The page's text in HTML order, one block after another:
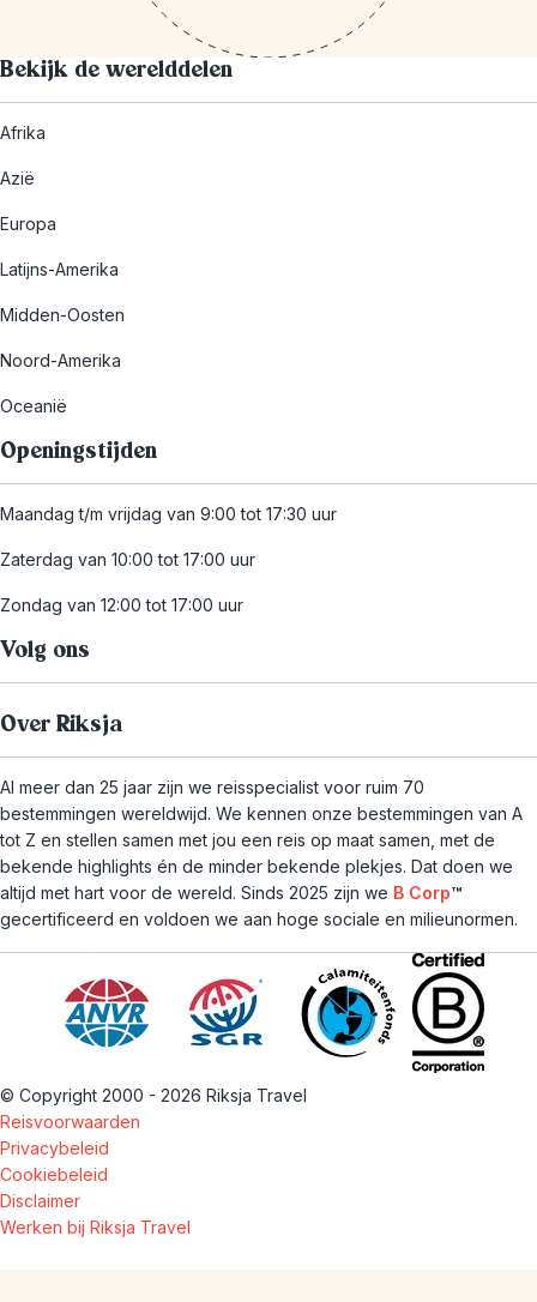
Bekijk de werelddelen
Afrika
Azië
Europa
Latijns-Amerika
Midden-Oosten
Noord-Amerika
Oceanië
Openingstijden
Maandag t/m vrijdag van 9:00 tot 17:30 uur
Zaterdag van 10:00 tot 17:00 uur
Zondag van 12:00 tot 17:00 uur
Volg ons
Over Riksja
Al meer dan 25 jaar zijn we reisspecialist voor ruim 70
bestemmingen wereldwijd. We kennen onze bestemmingen van A
tot Z en stellen samen met jou een reis op maat samen, met de
bekende highlights én de minder bekende plekjes. Dat doen we
altijd met hart voor de wereld. Sinds 2025 zijn we B Corp™
gecertificeerd en voldoen we aan hoge sociale en milieunormen.
© Copyright 2000 - 2026 Riksja Travel
Reisvoorwaarden
Privacybeleid
Cookiebeleid
Disclaimer
Werken bij Riksja Travel